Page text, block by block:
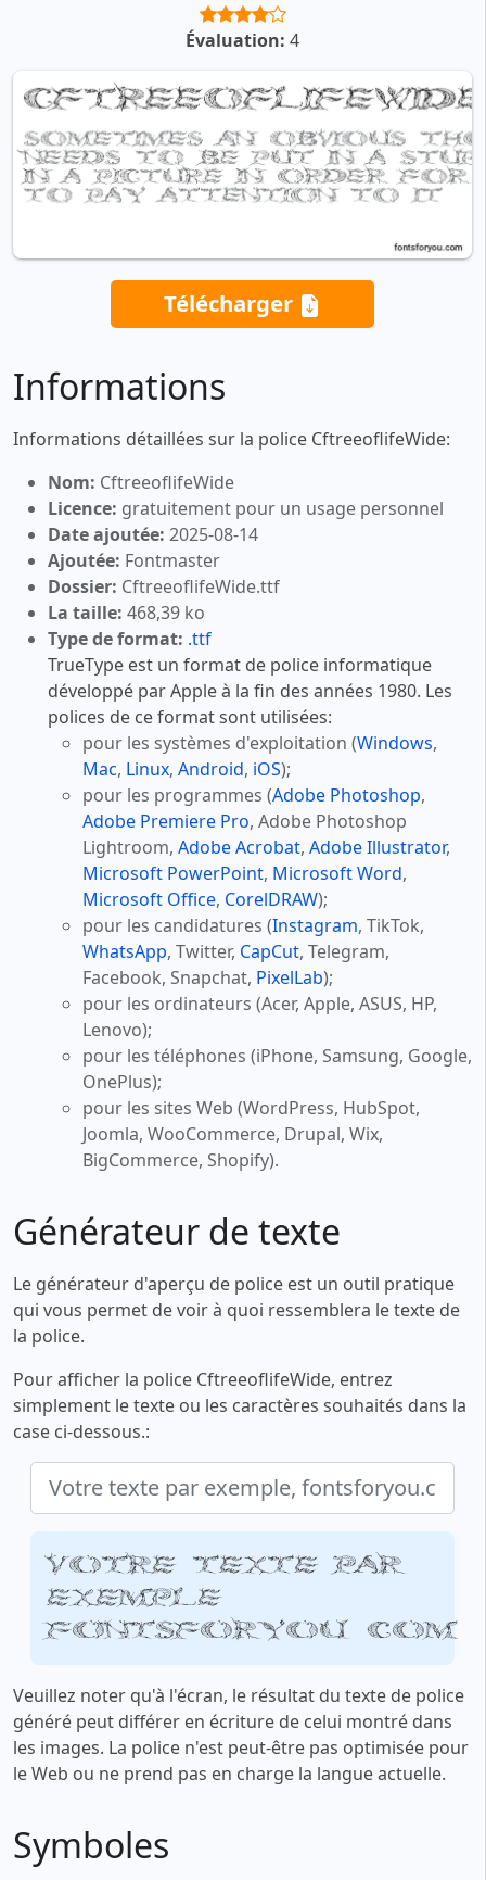
Évaluation: 4
Télécharger
Informations
Informations détaillées sur la police CftreeoflifeWide:
Nom: CftreeoflifeWide
Licence: gratuitement pour un usage personnel
Date ajoutée: 2025-08-14
Ajoutée: Fontmaster
Dossier: CftreeoflifeWide.ttf
La taille: 468,39 ko
Type de format: .ttf
TrueType est un format de police informatique
développé par Apple à la fin des années 1980. Les
polices de ce format sont utilisées:
pour les systèmes d'exploitation (Windows,
Mac, Linux, Android, iOS);
pour les programmes (Adobe Photoshop,
Adobe Premiere Pro, Adobe Photoshop
Lightroom, Adobe Acrobat, Adobe Illustrator,
Microsoft PowerPoint, Microsoft Word,
Microsoft Office, CorelDRAW);
pour les candidatures (Instagram, TikTok,
WhatsApp, Twitter, CapCut, Telegram,
Facebook, Snapchat, PixelLab);
pour les ordinateurs (Acer, Apple, ASUS, HP,
Lenovo);
pour les téléphones (iPhone, Samsung, Google,
OnePlus);
pour les sites Web (WordPress, HubSpot,
Joomla, WooCommerce, Drupal, Wix,
BigCommerce, Shopify).
Générateur de texte
Le générateur d'aperçu de police est un outil pratique
qui vous permet de voir à quoi ressemblera le texte de
la police.
Pour afficher la police CftreeoflifeWide, entrez
simplement le texte ou les caractères souhaités dans la
case ci-dessous.:
Votre texte par
exemple,
fontsforyou.com
Veuillez noter qu'à l'écran, le résultat du texte de police
généré peut différer en écriture de celui montré dans
les images. La police n'est peut-être pas optimisée pour
le Web ou ne prend pas en charge la langue actuelle.
Symboles